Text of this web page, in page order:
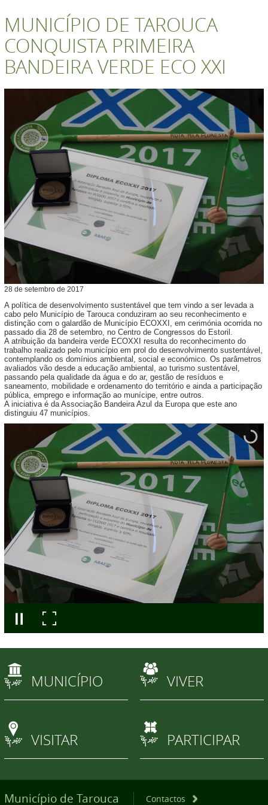
MUNICÍPIO DE TAROUCA
CONQUISTA PRIMEIRA
BANDEIRA VERDE ECO XXI
28 de setembro de 2017
A política de desenvolvimento sustentável que tem vindo a ser levada a
cabo pelo Município de Tarouca conduziram ao seu reconhecimento e
distinção com o galardão de Município ECOXXI, em cerimónia ocorrida no
passado dia 28 de setembro, no Centro de Congressos do Estoril.
A atribuição da bandeira verde ECOXXI resulta do reconhecimento do
trabalho realizado pelo município em prol do desenvolvimento sustentável,
contemplando os domínios ambiental, social e económico. Os parâmetros
avaliados vão desde a educação ambiental, ao turismo sustentável,
passando pela qualidade da água e do ar, gestão de resíduos e
saneamento, mobilidade e ordenamento do território e ainda a participação
pública, emprego e informação ao munícipe, entre outros.
A iniciativa é da Associação Bandeira Azul da Europa que este ano
distinguiu 47 municípios.
MUNICÍPIO VIVER
VISITAR PARTICIPAR
Município de Tarouca Contactos